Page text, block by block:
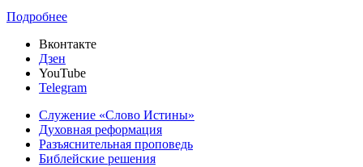
Подробнее
Вконтакте
Дзен
YouTube
Telegram
Служение «Слово Истины»
Духовная реформация
Разъяснительная проповедь
Библейские решения